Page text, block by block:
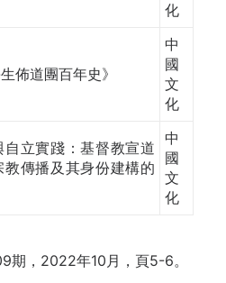
化
佈道團百年史》
中
國
文
化
自立實踐：基督教宣道
傳播及其身份建構的
中
國
文
化
期，2022年10月，頁5-6。